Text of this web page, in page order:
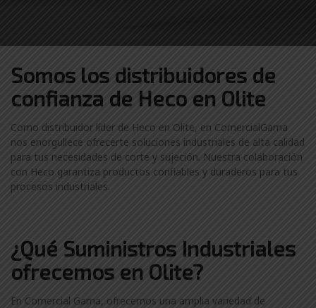
Somos los distribuidores de
confianza de Heco en Olite
Como distribuidor líder de Heco en Olite, en ComercialGama
nos enorgullece ofrecerte soluciones industriales de alta calidad
para tus necesidades de corte y sujeción. Nuestra colaboración
con Heco garantiza productos confiables y duraderos para tus
procesos industriales.
¿Qué Suministros Industriales
ofrecemos en Olite?
En Comercial Gama, ofrecemos una amplia variedad de